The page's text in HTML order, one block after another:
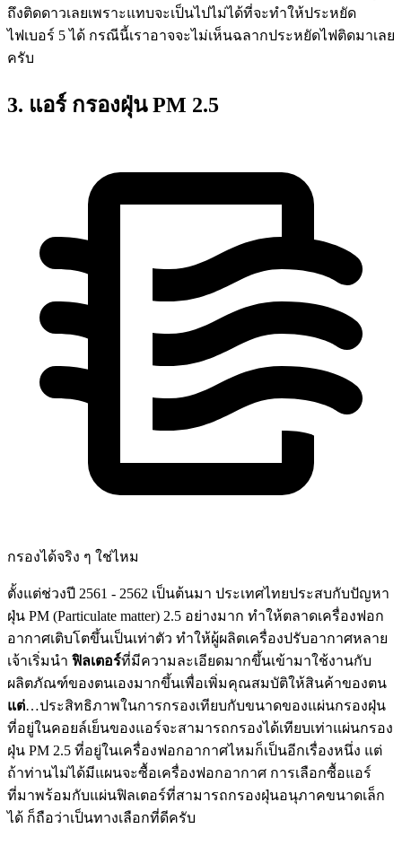
ถึงติดดาวเลยเพราะแทบจะเป็นไปไม่ได้ที่จะทำให้ประหยัด
ไฟเบอร์ 5 ได้ กรณีนี้เราอาจจะไม่เห็นฉลากประหยัดไฟติดมาเลย
ครับ
3. แอร์ กรองฝุ่น PM 2.5
กรองได้จริง ๆ ใช่ไหม
ตั้งแต่ช่วงปี 2561 - 2562 เป็นต้นมา ประเทศไทยประสบกับปัญหา
ฝุ่น PM (Particulate matter) 2.5 อย่างมาก ทำให้ตลาดเครื่องฟอก
อากาศเติบโตขึ้นเป็นเท่าตัว ทำให้ผู้ผลิตเครื่องปรับอากาศหลาย
เจ้าเริ่มนำ ฟิลเตอร์ที่มีความละเอียดมากขึ้นเข้ามาใช้งานกับ
ผลิตภัณฑ์ของตนเองมากขึ้นเพื่อเพิ่มคุณสมบัติให้สินค้าของตน
แต่…ประสิทธิภาพในการกรองเทียบกับขนาดของแผ่นกรองฝุ่น
ที่อยู่ในคอยล์เย็นของแอร์จะสามารถกรองได้เทียบเท่าแผ่นกรอง
ฝุ่น PM 2.5 ที่อยู่ในเครื่องฟอกอากาศไหมก็เป็นอีกเรื่องหนึ่ง แต่
ถ้าท่านไม่ได้มีแผนจะซื้อเครื่องฟอกอากาศ การเลือกซื้อแอร์
ที่มาพร้อมกับแผ่นฟิลเตอร์ที่สามารถกรองฝุ่นอนุภาคขนาดเล็ก
ได้ ก็ถือว่าเป็นทางเลือกที่ดีครับ